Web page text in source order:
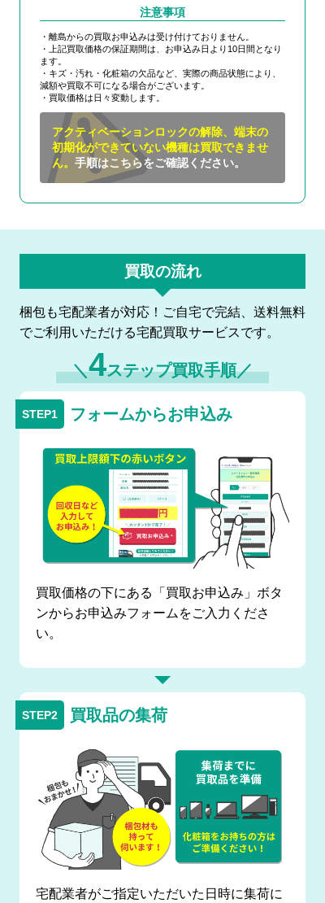
注意事項
・離島からの買取お申込みは受け付けておりません。
・上記買取価格の保証期間は、お申込み日より10日間となり
ます。
・キズ・汚れ・化粧箱の欠品など、実際の商品状態により、
減額や買取不可になる場合がございます。
・買取価格は日々変動します。
アクティベーションロックの解除、端末の
初期化ができていない機種は買取できませ
ん。手順はこちらをご確認ください。
買取の流れ
梱包も宅配業者が対応！ご自宅で完結、送料無料
でご利用いただける宅配買取サービスです。
＼4ステップ買取手順／
フォームからお申込み
買取価格の下にある「買取お申込み」ボタ
ンからお申込みフォームをご入力くださ
い。
買取品の集荷
宅配業者がご指定いただいた日時に集荷に